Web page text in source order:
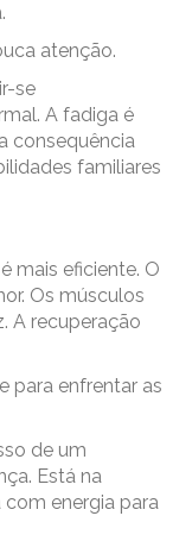
atenção.
se
A fadiga é
consequência
familiares
mais eficiente. O
Os músculos
A recuperação
para enfrentar as
de um
Está na
energia para